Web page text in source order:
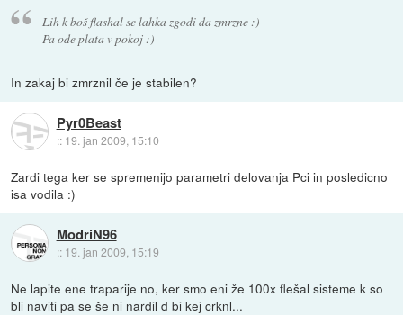
Lih k boš flashal se lahka zgodi da zmrzne :)
Pa ode plata v pokoj :)
In zakaj bi zmrznil če je stabilen?
Pyr0Beast
:: 19. jan 2009, 15:10
Zardi tega ker se spremenijo parametri delovanja Pci in posledicno
isa vodila :)
ModriN96
:: 19. jan 2009, 15:19
Ne lapite ene traparije no, ker smo eni že 100x flešal sisteme k so
bli naviti pa se še ni nardil d bi kej crknl...